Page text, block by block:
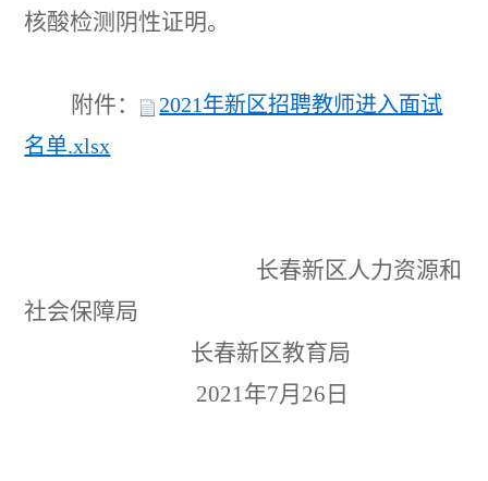
核酸检测阴性证明。
附件：
2021年新区招聘教师进入面试
名单.xlsx
长春新区人力资源和
社会保障局
长春新区教育局
2021 年7月 26 日